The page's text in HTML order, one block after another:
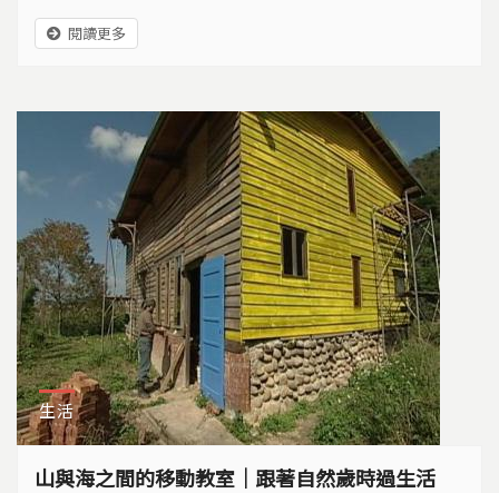
閱讀更多
生活
山與海之間的移動教室｜跟著自然歲時過生活